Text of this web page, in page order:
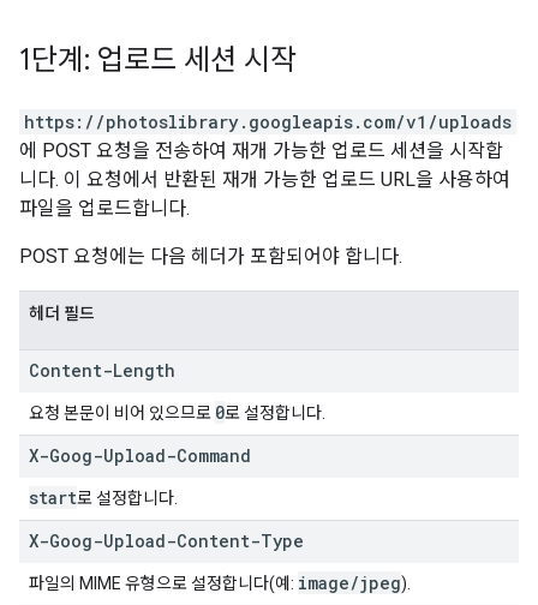
1단계: 업로드 세션 시작
https://photoslibrary.googleapis.com/v1/uploads
에 POST 요청을 전송하여 재개 가능한 업로드 세션을 시작합
니다. 이 요청에서 반환된 재개 가능한 업로드 URL을 사용하여
파일을 업로드합니다.
POST 요청에는 다음 헤더가 포함되어야 합니다.
헤더 필드
Content-Length
요청 본문이 비어 있으므로 0로 설정합니다.
X-Goog-Upload-Command
start로 설정합니다.
X-Goog-Upload-Content-Type
파일의 MIME 유형으로 설정합니다(예: image/jpeg).